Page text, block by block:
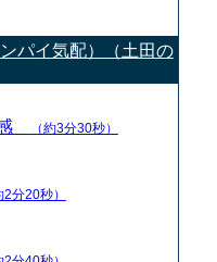
パイ気配）（土田の
感 （約3分30秒）
2分20秒）